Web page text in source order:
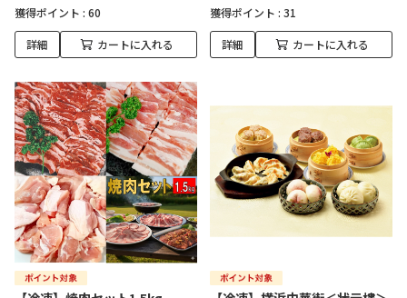
獲得ポイント : 60
詳細 カートに入れる
獲得ポイント : 31
詳細 カートに入れる